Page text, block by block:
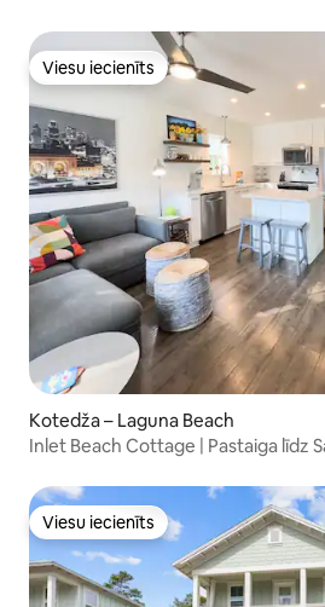
Viesu iecienīts
Viesu iecienīts
Kotedža – Laguna Beach
Inlet Beach Cottage | Pastaiga līdz
Viesu iecienīts
Viesu iecienīts